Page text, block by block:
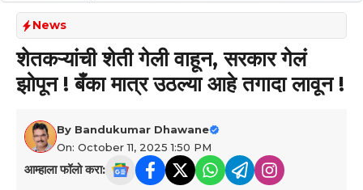
News
शेतकऱ्यांची शेती गेली वाहून, सरकार गेलं
झोपून ! बँका मात्र उठल्या आहे तगादा लावून !
By Bandukumar Dhawane
On: October 11, 2025 1:50 PM
आम्हाला फॉलो करा: